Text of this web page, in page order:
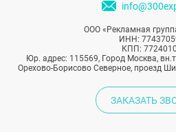
ООО «Рекламная
ИНН:
КПП:
Юр. адрес: 115569, Город Москва,
Орехово-Борисово Северное, проезд
ЗАКАЗАТЬ